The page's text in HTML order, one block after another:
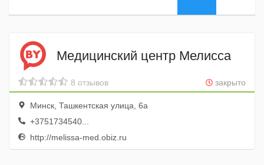
Медицинский центр Мелисса
закрыто
8 отзывов
Минск, Ташкентская улица, 6а
+3751734540...
http://melissa-med.obiz.ru